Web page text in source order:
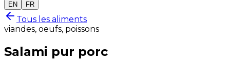
EN
FR
Tous les aliments
viandes, oeufs, poissons
Salami pur porc